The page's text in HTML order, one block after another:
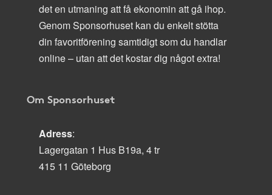
det en utmaning att få ekonomin att gå ihop.
Genom Sponsorhuset kan du enkelt stötta
din favoritförening samtidigt som du handlar
online – utan att det kostar dig något extra!
Om Sponsorhuset
Adress:
Lagergatan 1 Hus B19a, 4 tr
415 11 Göteborg